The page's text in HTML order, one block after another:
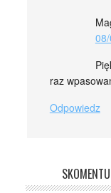
raz
Odpowiedz